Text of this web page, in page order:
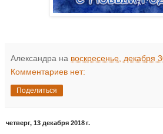
Александра на воскресенье, декабря
Комментариев нет:
Поделиться
четверг, 13 декабря 2018 г.